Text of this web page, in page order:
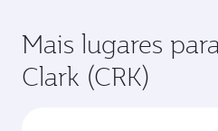
Mais lugares
Clark (CRK)